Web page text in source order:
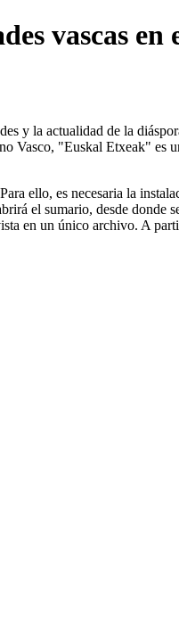
vascas
y la actualidad de la
Vasco, "Euskal Etxeak" es
ello, es necesaria la
el sumario, desde
en un único archivo. A